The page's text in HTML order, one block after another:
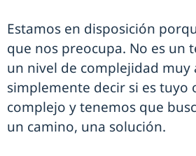
Estamos en disposición
que nos preocupa. No es un
un nivel de complejidad muy
simplemente decir si es tuyo
complejo y tenemos que
un camino, una solución.